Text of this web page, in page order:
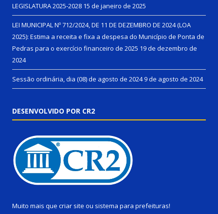
LEGISLATURA 2025-2028 15 de janeiro de 2025
LEI MUNICIPAL Nº 712/2024, DE 11 DE DEZEMBRO DE 2024 (LOA
2025): Estima a receita e fixa a despesa do Município de Ponta de
Pedras para o exercício financeiro de 2025 19 de dezembro de
2024
Sessão ordinária, dia (08) de agosto de 20249 de agosto de 2024
DESENVOLVIDO POR CR2
Muito mais que criar site ou sistema para prefeituras!